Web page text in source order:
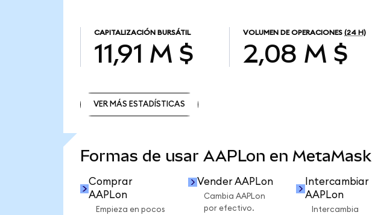
CAPITALIZACIÓN BURSÁTIL
11,91 M $
VOLUMEN DE OPERACIONES (24 H)
2,08 M $
VER MÁS ESTADÍSTICAS
Formas de usar AAPLon en MetaMask
Comprar
AAPLon
Empieza en pocos
Vender AAPLon
Cambia AAPLon
por efectivo.
Intercambiar
AAPLon
Intercambia